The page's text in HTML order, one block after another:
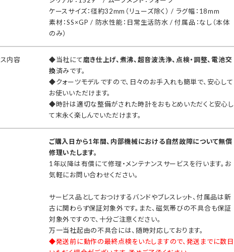
ケースサイズ：径約32mm（リューズ除く） / ラグ幅：18mm
素材：SS×GP / 防水性能：日常生活防水 / 付属品：なし（本体
のみ）
内容 ◆当社にて磨き仕上げ、煮沸、超音波洗浄、点検・調整、電池交
換済みです。
◆クォーツモデルですので、日々のお手入れも簡単で、安心して
お使いいただけます。
◆時計は適切な整備がされた時計をおもとめいただくと安心し
て末永く楽しんでいただけます。
ご購入日から1年間、内部機械における自然故障について無償
修理いたします。
1年以降は有償にて修理・メンテナンスサービスを行います。お
気軽にお問い合わせください。
サービス品としておつけするバンドやブレスレット、付属品は新
古に関わらず保証対象外です。また、磁気帯びの不具合も保証
対象外ですので、十分ご注意ください。
万一当社起由の不具合には、随時対応しております。
◆発送前に動作の最終点検をいたしますので、発送までに数日